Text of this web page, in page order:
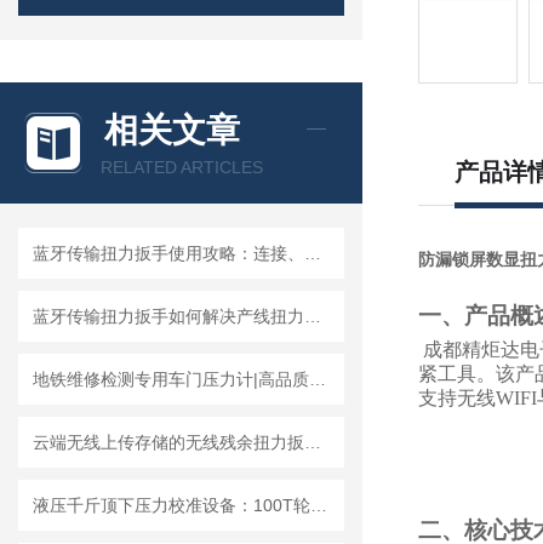
相关文章
RELATED ARTICLES 产品详
防漏锁屏数显
一、产品概
成都精炬达
紧工具。该产
支持无线WIFI
二、核心技